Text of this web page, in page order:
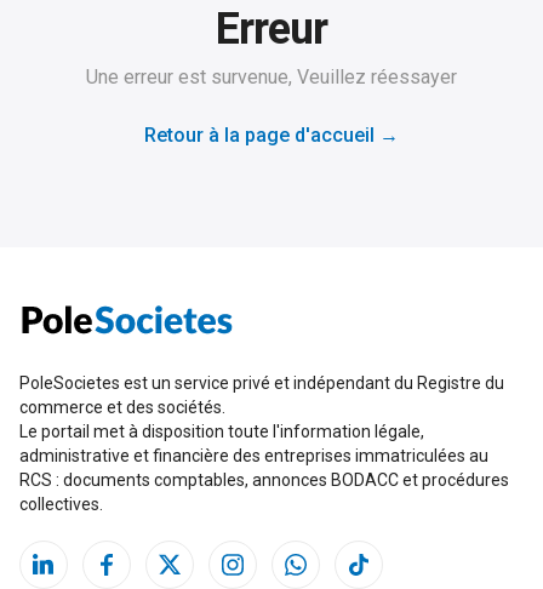
Erreur
Une erreur est survenue, Veuillez réessayer
Retour à la page d'accueil →
PoleSocietes est un service privé et indépendant du Registre du
commerce et des sociétés.
Le portail met à disposition toute l'information légale,
administrative et financière des entreprises immatriculées au
RCS : documents comptables, annonces BODACC et procédures
collectives.